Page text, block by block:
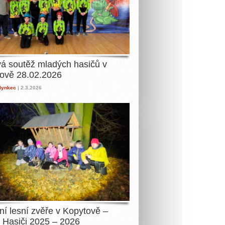
soutěž mladých hasičů v
28.02.2026
| 2.3.2026
lesní zvěře v Kopytově –
Hasiči 2025 – 2026